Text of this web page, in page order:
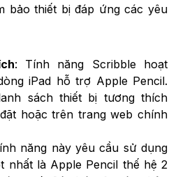
bảo thiết bị đáp ứng các yêu
: Tính năng Scribble hoạt
iPad hỗ trợ Apple Pencil.
sách thiết bị tương thích
hoặc trên trang web chính
năng này yêu cầu sử dụng
nhất là Apple Pencil thế hệ 2